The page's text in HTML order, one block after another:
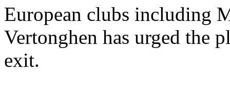
European clubs including
Vertonghen has urged the
exit.